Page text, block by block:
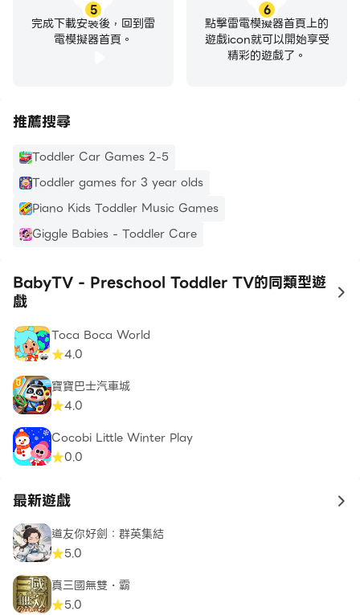
5
完成下載安裝後，回到雷
電模擬器首頁。
6
點擊雷電模擬器首頁上的
遊戲icon就可以開始享受
精彩的遊戲了。
推薦搜尋
Toddler Car Games 2-5
Toddler games for 3 year olds
Piano Kids Toddler Music Games
Giggle Babies - Toddler Care
BabyTV - Preschool Toddler TV的同類型遊
戲
to
Toca Boca World
4.0
寶寶巴士汽車城
4.0
Cocobi Little Winter Play
0.0
最新遊戲 to
道友你好劍：群英集結
5.0
真三國無雙・霸
5.0